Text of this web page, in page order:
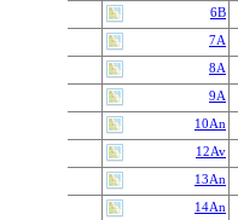
6B
7A
8A
9A
10An
12Av
13An
14An